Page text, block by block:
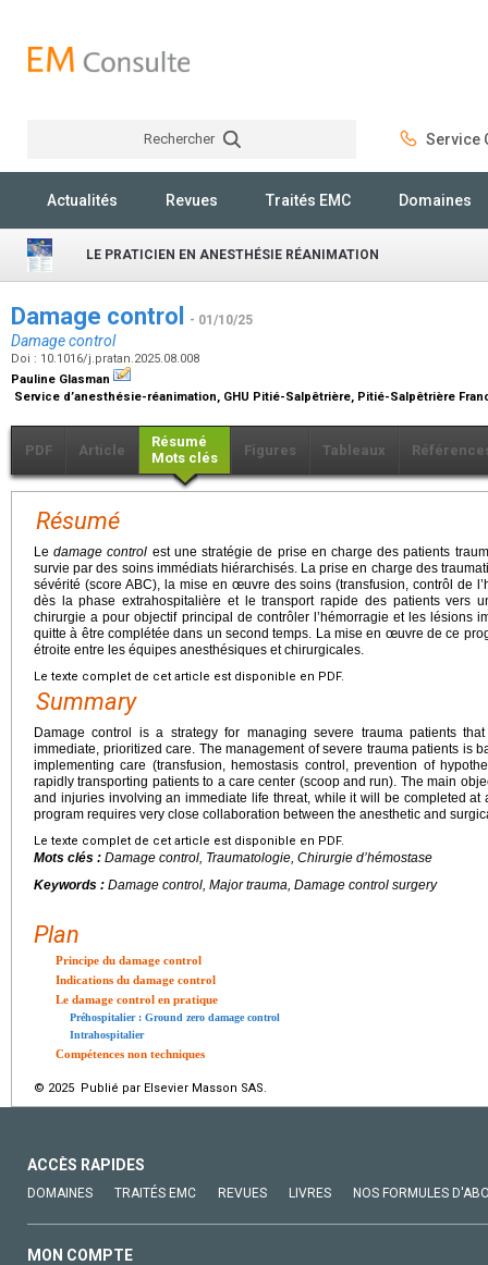
Rechercher Service
Actualités Revues Traités EMC Domaines
LE PRATICIEN EN ANESTHÉSIE RÉANIMATION
Damage control - 01/10/25
Damage control
Doi : 10.1016/j.pratan.2025.08.008
Pauline Glasman
Service d’anesthésie-réanimation, GHU Pitié-Salpêtrière, Pitié-Salpêtrière
PDF Article
Résumé
Mots clés
Figures Tableaux
Résumé
Ledamage control est une stratégie de prise en charge des patients
survie par des soins immédiats hiérarchisés. La prise en charge des
sévérité (score ABC), la mise en œuvre des soins (transfusion, contrôl de
dès la phase extrahospitalière et le transport rapide des patients vers
chirurgie a pour objectif principal de contrôler l’hémorragie et les lésions
quitte à être complétée dans un second temps. La mise en œuvre de ce
étroite entre les équipes anesthésiques et chirurgicales.
Le texte complet de cet article est disponible en PDF.
Summary
Damage control is a strategy for managing severe trauma patients
immediate, prioritized care. The management of severe trauma patients is
implementing care (transfusion, hemostasis control, prevention of
rapidly transporting patients to a care center (scoop and run). The main
and injuries involving an immediate life threat, while it will be completed at
program requires very close collaboration between the anesthetic and
Le texte complet de cet article est disponible en PDF.
Mots clés : Damage control , Traumatologie, Chirurgie d’hémostase
Keywords : Damage control, Major trauma, Damage control surgery
Plan
Principe du damage control
Indications du damage control
Le damage control en pratique
Préhospitalier : Ground zero damage control
Intrahospitalier
Compétences non techniques
© 2025 Publié par Elsevier Masson SAS.
ACCÈS RAPIDES
DOMAINES TRAITÉS EMC REVUES LIVRES NOS FORMULES
MON COMPTE